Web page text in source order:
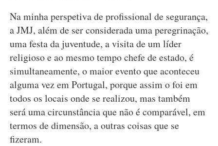
Na minha perspetiva de profissional de segurança,
a JMJ, além de ser considerada uma peregrinação,
uma festa da juventude, a visita de um líder
religioso e ao mesmo tempo chefe de estado, é
simultaneamente, o maior evento que aconteceu
alguma vez em Portugal, porque assim o foi em
todos os locais onde se realizou, mas também
será uma circunstância que não é comparável, em
termos de dimensão, a outras coisas que se
fizeram.